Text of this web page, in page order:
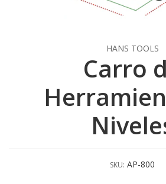
HANS TOOLS
Carro
SKU: AP-800